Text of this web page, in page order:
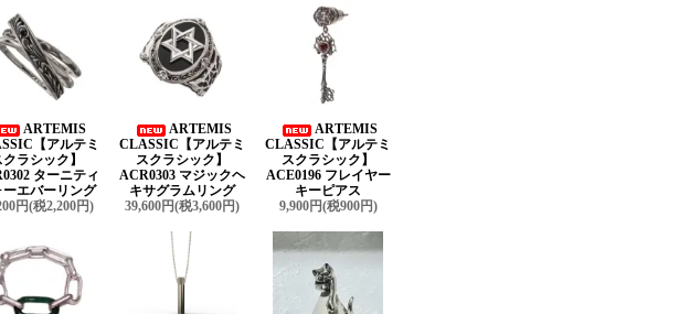
ARTEMIS
【アルテミ
クラシック】
ターニティ
ーエバーリング
円(税2,200円)
ARTEMIS
CLASSIC【アルテミ
スクラシック】
ACR0303 マジックヘ
キサグラムリング
39,600円(税3,600円)
ARTEMIS
CLASSIC【アルテミ
スクラシック】
ACE0196 フレイヤー
キーピアス
9,900円(税900円)